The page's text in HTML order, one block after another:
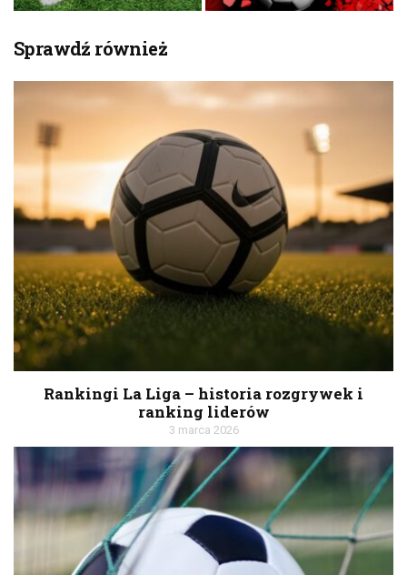
Sprawdź również
Rankingi La Liga – historia rozgrywek i
ranking liderów
3 marca 2026